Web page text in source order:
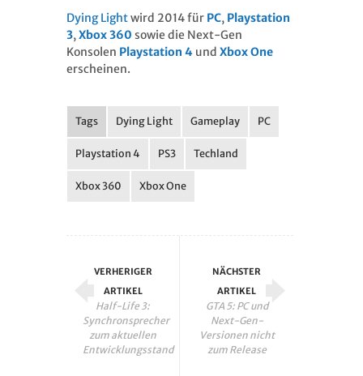
Dying Lightwird 2014 für PC, Playstation
3,Xbox 360 sowie die Next-Gen
Konsolen Playstation 4 und Xbox One
erscheinen.
Tags Dying Light Gameplay PC
Playstation 4 PS3 Techland
Xbox 360 Xbox One
VERHERIGER
ARTIKEL
Half-Life 3:
Synchronsprecher
zum aktuellen
Entwicklungsstand
NÄCHSTER
ARTIKEL
GTA 5: PC und
Next-Gen-
Versionen nicht
zum Release